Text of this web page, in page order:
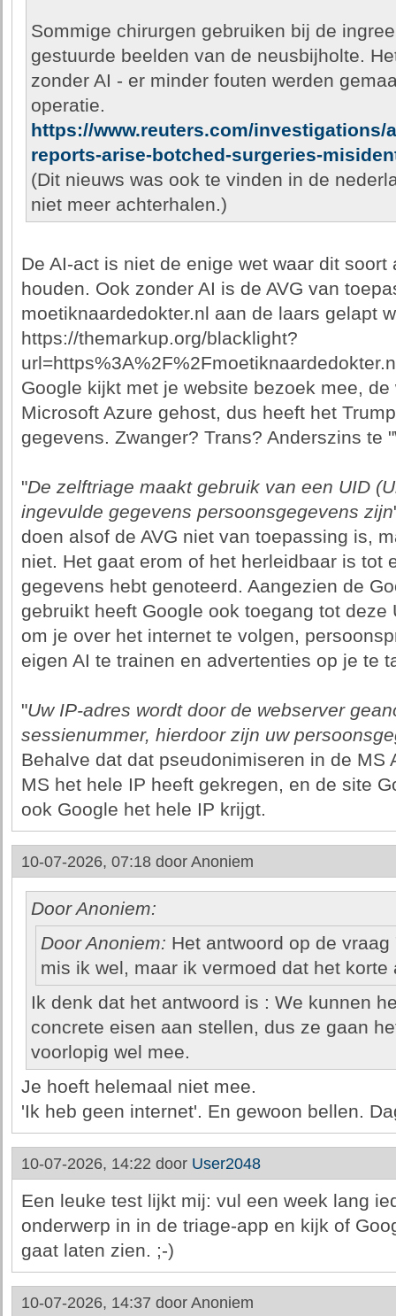
Sommige chirurgen gebruiken bij de
gestuurde beelden van de neusbijholte.
zonder AI - er minder fouten werden
operatie.
https://www.reuters.com/investigations/
reports-arise-botched-surgeries-
(Dit nieuws was ook te vinden in de
niet meer achterhalen.)
De AI-act is niet de enige wet waar dit
houden. Ook zonder AI is de AVG van
moetiknaardedokter.nl aan de laars gelapt
https://themarkup.org/blacklight?
Google kijkt met je website bezoek mee,
Microsoft Azure gehost, dus heeft het
gegevens. Zwanger? Trans? Anderszins te
"De zelftriage maakt gebruik van een UID
ingevulde gegevens persoonsgegevens zijn
doen alsof de AVG niet van toepassing is,
niet. Het gaat erom of het herleidbaar is tot
gegevens hebt genoteerd. Aangezien de
gebruikt heeft Google ook toegang tot
om je over het internet te volgen,
eigen AI te trainen en advertenties op je te
"Uw IP-adres wordt door de webserver
sessienummer, hierdoor zijn uw
Behalve dat dat pseudonimiseren in de MS
MS het hele IP heeft gekregen, en de site
ook Google het hele IP krijgt.
10-07-2026, 07:18 door Anoniem
Door Anoniem:
Door Anoniem: Het antwoord op de
mis ik wel, maar ik vermoed dat het korte
Ik denk dat het antwoord is : We kunnen
concrete eisen aan stellen, dus ze gaan
voorlopig wel mee.
Je hoeft helemaal niet mee.
'Ik heb geen internet'. En gewoon bellen.
10-07-2026, 14:22 door User2048
Een leuke test lijkt mij: vul een week lang
onderwerp in in de triage-app en kijk of
gaat laten zien. ;-)
10-07-2026, 14:37 door Anoniem